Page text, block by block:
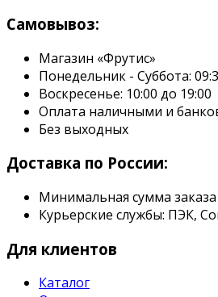
Самовывоз:
Магазин «Фрутис»
Понедельник - Суббота:
Воскресенье: 10:00 до 19:00
Оплата наличными и
Без выходных
Доставка по России:
Минимальная сумма заказа
Курьерские службы: ПЭК,
Для клиентов
Каталог